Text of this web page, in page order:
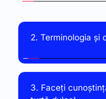
3. Faceți